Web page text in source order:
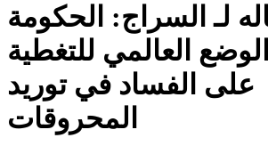
لـ السراج: الحكومة
العالمي للتغطية
على الفساد في توريد
المحروقات